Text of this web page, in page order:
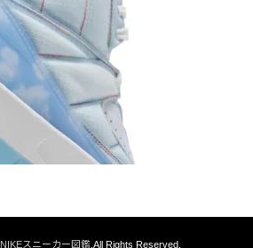
NIKEスニーカー図鑑.All Rights Reserved.